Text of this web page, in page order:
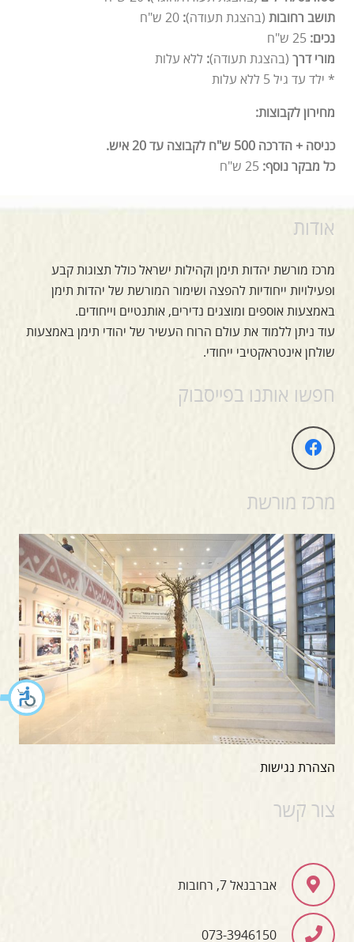
תושב רחובות (בהצגת תעודה):
נכים:
מורי דרך (בהצגת תעודה): ללא עלות
* ילד עד גיל 5 ללא עלות
מחירון לקבוצות:
כניסה + הדרכה 500 ש"ח לקבוצה עד 20 איש.
כל מבקר נוסף:
אודות
מרכז מורשת יהדות תימן וקהילות ישראל כולל תצוגות קבע
ופעילויות ייחודיות להפצה ושימור המורשת של יהדות תימן
באמצעות אוספים ומוצגים נדירים, אותנטיים וייחודים.
עוד ניתן ללמוד את עולם הרוח העשיר של יהודי תימן באמצעות
שולחן אינטראקטיבי ייחודי.
חפשו אותנו בפייסבוק
מרכז מורשת
הצהרת נגישות
צור קשר
אברבנאל 7, רחובות
073-3946150